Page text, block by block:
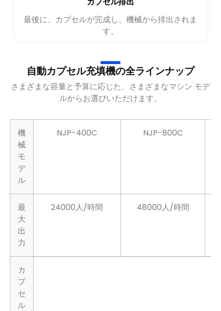
カプセル排出
最後に、カプセルが完成し、機械から排出されま
す。
自動カプセル充填機の全ラインナップ
さまざまな容量と予算に応じた、さまざまなマシン モデ
ルからお選びいただけます。
機
械
モ
デ
最
大
出
24000人/時間 48000人/時間
カ
プ
セ